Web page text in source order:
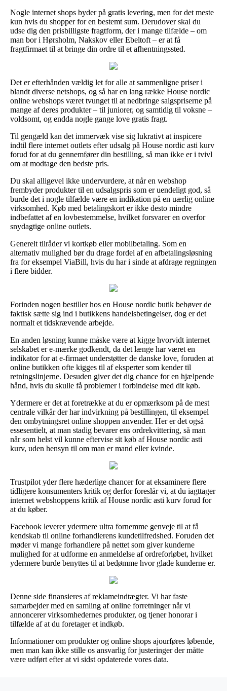
Nogle internet shops byder på gratis levering, men for det meste
kun hvis du shopper for en bestemt sum. Derudover skal du
udse dig den prisbilligste fragtform, der i mange tilfælde – om
man bor i Hørsholm, Nakskov eller Ebeltoft – er at få
fragtfirmaet til at bringe din ordre til et afhentningssted.
Det er efterhånden vældig let for alle at sammenligne priser i
blandt diverse netshops, og så har en lang række House nordic
online webshops været tvunget til at nedbringe salgspriserne på
mange af deres produkter – til juniorer, og samtidig til voksne –
voldsomt, og endda nogle gange love gratis fragt.
Til gengæld kan det immervæk vise sig lukrativt at inspicere
indtil flere internet outlets efter udsalg på House nordic asti kurv
forud for at du gennemfører din bestilling, så man ikke er i tvivl
om at modtage den bedste pris.
Du skal alligevel ikke undervurdere, at når en webshop
frembyder produkter til en udsalgspris som er uendeligt god, så
burde det i nogle tilfælde være en indikation på en uærlig online
virksomhed. Køb med betalingskort er ikke desto mindre
indbefattet af en lovbestemmelse, hvilket forsvarer en overfor
snydagtige online outlets.
Generelt tilråder vi kortkøb eller mobilbetaling. Som en
alternativ mulighed bør du drage fordel af en afbetalingsløsning
fra for eksempel ViaBill, hvis du har i sinde at afdrage regningen
i flere bidder.
Forinden nogen bestiller hos en House nordic butik behøver de
faktisk sætte sig ind i butikkens handelsbetingelser, dog er det
normalt et tidskrævende arbejde.
En anden løsning kunne måske være at kigge hvorvidt internet
selskabet er e-mærke godkendt, da det længe har været en
indikator for at e-firmaet understøtter de danske love, foruden at
online butikken ofte kigges til af eksperter som kender til
retningslinjerne. Desuden giver det dig chance for en hjælpende
hånd, hvis du skulle få problemer i forbindelse med dit køb.
Ydermere er det at foretrække at du er opmærksom på de mest
centrale vilkår der har indvirkning på bestillingen, til eksempel
den ombytningsret online shoppen anvender. Her er det også
essesentielt, at man stadig bevarer ens ordrekvittering, så man
når som helst vil kunne eftervise sit køb af House nordic asti
kurv, uden hensyn til om man er mand eller kvinde.
Trustpilot yder flere hæderlige chancer for at eksaminere flere
tidligere konsumenters kritik og derfor foreslår vi, at du iagttager
internet webshoppens kritik af House nordic asti kurv forud for
at du køber.
Facebook leverer ydermere ultra fornemme genveje til at få
kendskab til online forhandlerens kundetilfredshed. Foruden det
møder vi mange forhandlere på nettet som giver kunderne
mulighed for at udforme en anmeldelse af ordreforløbet, hvilket
ydermere burde benyttes til at bedømme hvor glade kunderne er.
Denne side finansieres af reklameindtægter. Vi har faste
samarbejder med en samling af online forretninger når vi
annoncerer virksomhedernes produkter, og tjener honorar i
tilfælde af at du foretager et indkøb.
Informationer om produkter og online shops ajourføres løbende,
men man kan ikke stille os ansvarlig for justeringer der måtte
være udført efter at vi sidst opdaterede vores data.